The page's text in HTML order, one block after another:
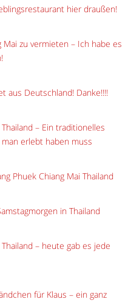
hier draußen!
Mai zu vermieten – Ich habe es
aus Deutschland! Danke!!!!
– Ein traditionelles
erlebt haben muss
Phuek Chiang Mai Thailand
in Thailand
– heute gab es jede
für Klaus – ein ganz